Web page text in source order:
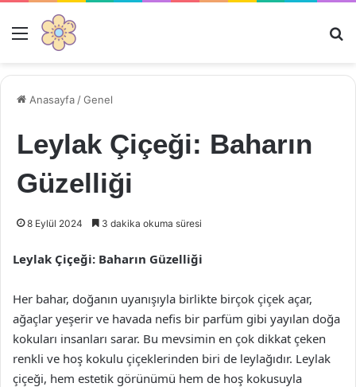
Menü
Anasayfa /Genel
Leylak Çiçeği: Baharın
Güzelliği
8 Eylül 2024 3 dakika okuma süresi
Leylak Çiçeği: Baharın Güzelliği
Her bahar, doğanın uyanışıyla birlikte birçok çiçek açar,
ağaçlar yeşerir ve havada nefis bir parfüm gibi yayılan doğa
kokuları insanları sarar. Bu mevsimin en çok dikkat çeken
renkli ve hoş kokulu çiçeklerinden biri de leylağıdır. Leylak
çiçeği, hem estetik görünümü hem de hoş kokusuyla